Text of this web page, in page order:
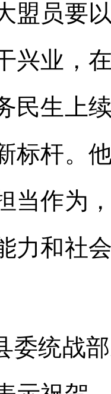
盟员要
兴业，
民生上
标杆。
当作为
力和社
委统战